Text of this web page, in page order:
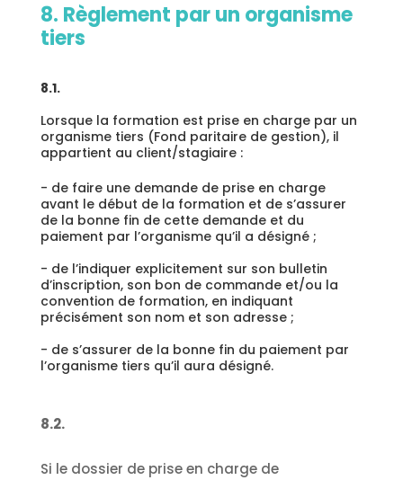
8. Règlement par un organisme
tiers
8.1.
Lorsque la formation est prise en charge par un
organisme tiers (Fond paritaire de gestion), il
appartient au client/stagiaire :
- de faire une demande de prise en charge
avant le début de la formation et de s’assurer
de la bonne fin de cette demande et du
paiement par l’organisme qu’il a désigné ;
- de l’indiquer explicitement sur son bulletin
d’inscription, son bon de commande et/ou la
convention de formation, en indiquant
précisément son nom et son adresse ;
- de s’assurer de la bonne fin du paiement par
l’organisme tiers qu’il aura désigné.
8.2.
Si le dossier de prise en charge de